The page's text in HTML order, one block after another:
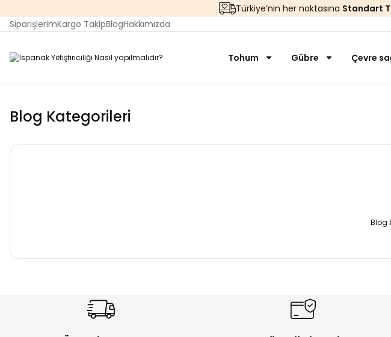
Türkiye’nin her noktasına Standart
SiparişlerimKargo TakipBlogHakkımızda
Tohum Gübre Çevre
Blog Kategorileri
Blog